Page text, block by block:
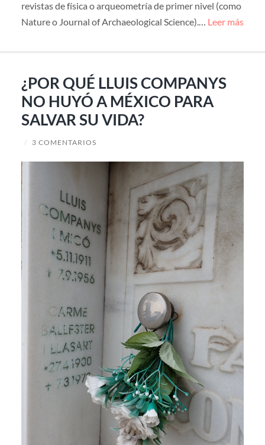
revistas de física o arqueometría de primer nivel (como
Nature o Journal of Archaeological Science).… Leer más
¿POR QUÉ LLUIS COMPANYS
NO HUYÓ A MÉXICO PARA
SALVAR SU VIDA?
/ 3 COMENTARIOS